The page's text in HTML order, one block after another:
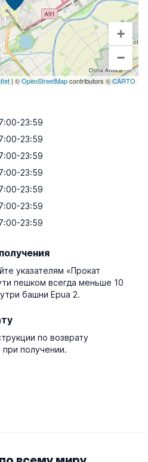
+
−
| ©OpenStreetMapcontributors ©CARTO
23:59
23:59
23:59
23:59
23:59
23:59
23:59
указателям «Прокат
пешком всегда меньше 10
башни Epua 2.
по возврату
получении.